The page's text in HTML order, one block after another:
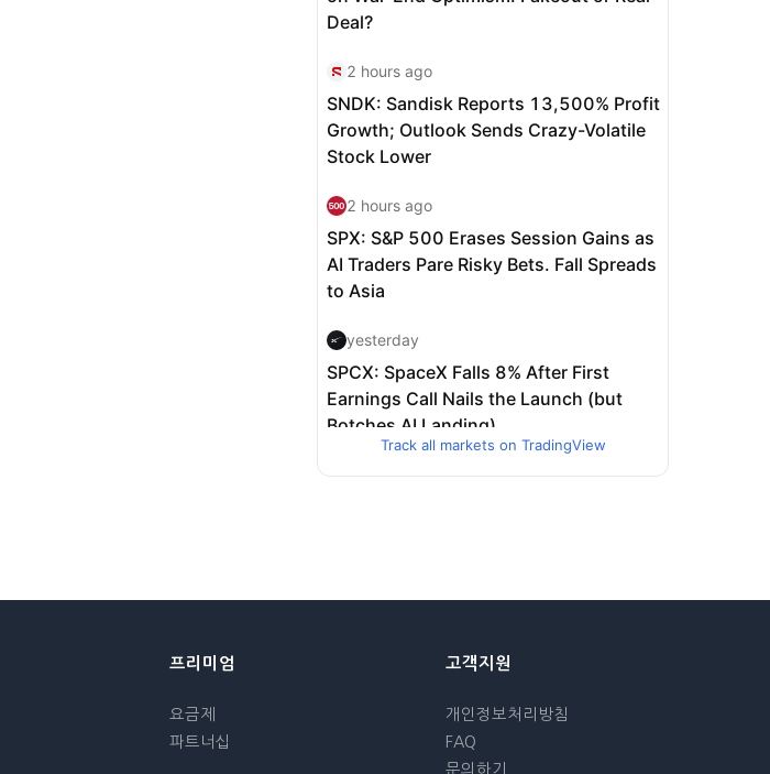
Track all markets on TradingView
프리미엄
요금제
파트너십
고객지원
개인정보처리방침
FAQ
문의하기